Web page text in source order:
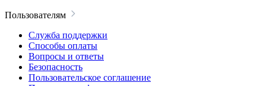
Пользователям
Служба поддержки
Способы оплаты
Вопросы и ответы
Безопасность
Пользовательское соглашение